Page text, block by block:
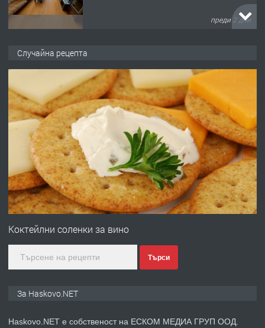
преди 2 дни
АПАРТАМЕНТ В ЦЕНТЪРА НА ГР.
ХАСКОВО
преди 2 дни
ПРЕДЛАГА Давам гараж под наем
преди 2 дни
ПРЕДЛАГА
№4120 Магазин/Офис под наем в кв.
градската градина!
Случайна рецепта
Коктейлни соленки за вино
Търси
За Haskovo.NET
Haskovo.NET е собственост на ЕСКОМ МЕДИА ГРУП ООД.